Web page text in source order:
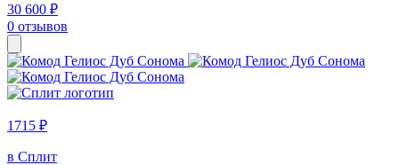
30 600 ₽
0 отзывов
1715 ₽
в Сплит